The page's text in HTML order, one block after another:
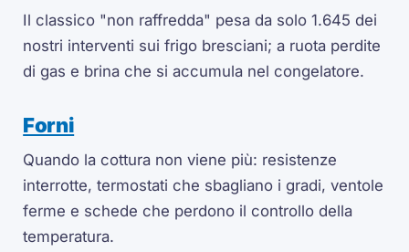
Il classico "non raffredda" pesa da solo 1.645 dei
nostri interventi sui frigo bresciani; a ruota perdite
di gas e brina che si accumula nel congelatore.
Forni
Quando la cottura non viene più: resistenze
interrotte, termostati che sbagliano i gradi, ventole
ferme e schede che perdono il controllo della
temperatura.